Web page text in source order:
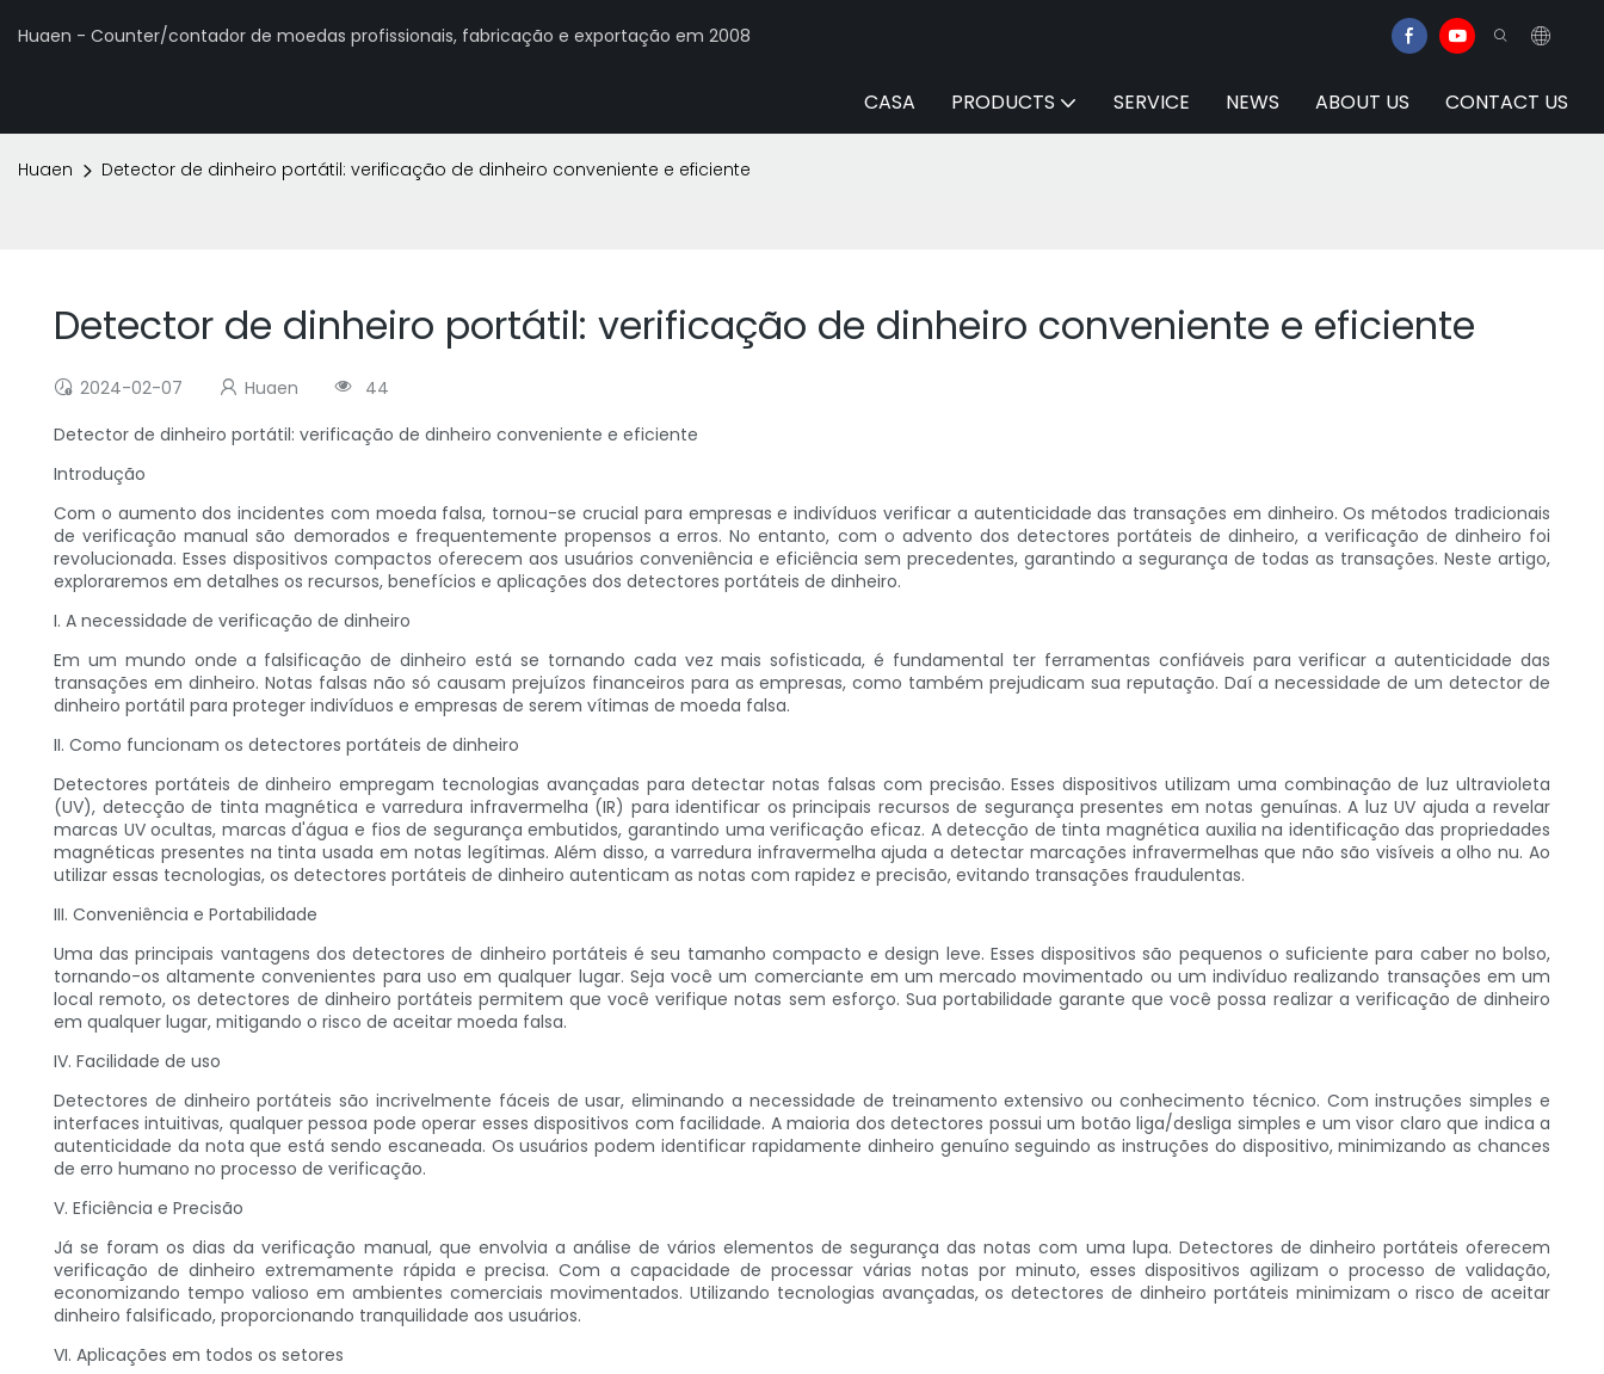
Huaen - Counter/contador de moedas profissionais, fabricação e exportação em 2008
CASA PRODUCTS SERVICE NEWS ABOUT US CONTACT US
Huaen Detector de dinheiro portátil: verificação de dinheiro conveniente e eficiente
Detector de dinheiro portátil: verificação de dinheiro conveniente e eficiente
2024-02-07 Huaen
44
Detector de dinheiro portátil: verificação de dinheiro conveniente e eficiente
Introdução
Com o aumento dos incidentes com moeda falsa, tornou-se crucial para empresas e indivíduos verificar a autenticidade das transações em dinheiro. Os métodos tradicionais
de verificação manual são demorados e frequentemente propensos a erros. No entanto, com o advento dos detectores portáteis de dinheiro, a verificação de dinheiro foi
revolucionada. Esses dispositivos compactos oferecem aos usuários conveniência e eficiência sem precedentes, garantindo a segurança de todas as transações. Neste artigo,
exploraremos em detalhes os recursos, benefícios e aplicações dos detectores portáteis de dinheiro.
I. A necessidade de verificação de dinheiro
Em um mundo onde a falsificação de dinheiro está se tornando cada vez mais sofisticada, é fundamental ter ferramentas confiáveis ​​para verificar a autenticidade das
transações em dinheiro. Notas falsas não só causam prejuízos financeiros para as empresas, como também prejudicam sua reputação. Daí a necessidade de um detector de
dinheiro portátil para proteger indivíduos e empresas de serem vítimas de moeda falsa.
II. Como funcionam os detectores portáteis de dinheiro
Detectores portáteis de dinheiro empregam tecnologias avançadas para detectar notas falsas com precisão. Esses dispositivos utilizam uma combinação de luz ultravioleta
(UV), detecção de tinta magnética e varredura infravermelha (IR) para identificar os principais recursos de segurança presentes em notas genuínas. A luz UV ajuda a revelar
marcas UV ocultas, marcas d'água e fios de segurança embutidos, garantindo uma verificação eficaz. A detecção de tinta magnética auxilia na identificação das propriedades
magnéticas presentes na tinta usada em notas legítimas. Além disso, a varredura infravermelha ajuda a detectar marcações infravermelhas que não são visíveis a olho nu. Ao
utilizar essas tecnologias, os detectores portáteis de dinheiro autenticam as notas com rapidez e precisão, evitando transações fraudulentas.
III. Conveniência e Portabilidade
Uma das principais vantagens dos detectores de dinheiro portáteis é seu tamanho compacto e design leve. Esses dispositivos são pequenos o suficiente para caber no bolso,
tornando-os altamente convenientes para uso em qualquer lugar. Seja você um comerciante em um mercado movimentado ou um indivíduo realizando transações em um
local remoto, os detectores de dinheiro portáteis permitem que você verifique notas sem esforço. Sua portabilidade garante que você possa realizar a verificação de dinheiro
em qualquer lugar, mitigando o risco de aceitar moeda falsa.
IV. Facilidade de uso
Detectores de dinheiro portáteis são incrivelmente fáceis de usar, eliminando a necessidade de treinamento extensivo ou conhecimento técnico. Com instruções simples e
interfaces intuitivas, qualquer pessoa pode operar esses dispositivos com facilidade. A maioria dos detectores possui um botão liga/desliga simples e um visor claro que indica a
autenticidade da nota que está sendo escaneada. Os usuários podem identificar rapidamente dinheiro genuíno seguindo as instruções do dispositivo, minimizando as chances
de erro humano no processo de verificação.
V. Eficiência e Precisão
Já se foram os dias da verificação manual, que envolvia a análise de vários elementos de segurança das notas com uma lupa. Detectores de dinheiro portáteis oferecem
verificação de dinheiro extremamente rápida e precisa. Com a capacidade de processar várias notas por minuto, esses dispositivos agilizam o processo de validação,
economizando tempo valioso em ambientes comerciais movimentados. Utilizando tecnologias avançadas, os detectores de dinheiro portáteis minimizam o risco de aceitar
dinheiro falsificado, proporcionando tranquilidade aos usuários.
VI. Aplicações em todos os setores